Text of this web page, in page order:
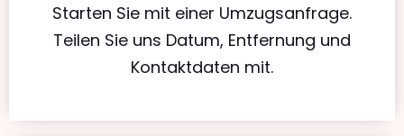
Starten Sie mit einer Umzugsanfrage.
Teilen Sie uns Datum, Entfernung und
Kontaktdaten mit.